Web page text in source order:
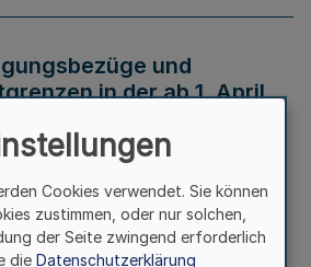
und
in der ab 1. April
Cookies verwendet. Sie können
zustimmen, oder nur solchen,
der Seite zwingend erforderlich
die Datenschutzerklärung